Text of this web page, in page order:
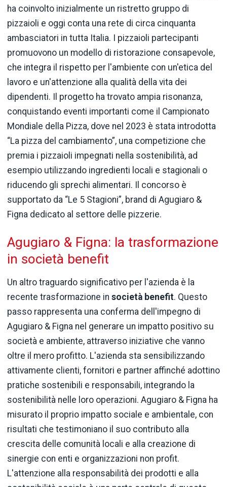
ha coinvolto inizialmente un ristretto gruppo di
pizzaioli e oggi conta una rete di circa cinquanta
ambasciatori in tutta Italia. I pizzaioli partecipanti
promuovono un modello di ristorazione consapevole,
che integra il rispetto per l'ambiente con un'etica del
lavoro e un'attenzione alla qualità della vita dei
dipendenti. Il progetto ha trovato ampia risonanza,
conquistando eventi importanti come il Campionato
Mondiale della Pizza, dove nel 2023 è stata introdotta
“La pizza del cambiamento”, una competizione che
premia i pizzaioli impegnati nella sostenibilità, ad
esempio utilizzando ingredienti locali e stagionali o
riducendo gli sprechi alimentari. Il concorso è
supportato da “Le 5 Stagioni”, brand di Agugiaro &
Figna dedicato al settore delle pizzerie.
Agugiaro & Figna: la trasformazione
in società benefit
Un altro traguardo significativo per l'azienda è la
recente trasformazione in società benefit. Questo
passo rappresenta una conferma dell'impegno di
Agugiaro & Figna nel generare un impatto positivo su
società e ambiente, attraverso iniziative che vanno
oltre il mero profitto. L'azienda sta sensibilizzando
attivamente clienti, fornitori e partner affinché adottino
pratiche sostenibili e responsabili, integrando la
sostenibilità nelle loro operazioni. Agugiaro & Figna ha
misurato il proprio impatto sociale e ambientale, con
risultati che testimoniano il suo contributo alla
crescita delle comunità locali e alla creazione di
sinergie con enti e organizzazioni non profit.
L'attenzione alla responsabilità dei prodotti e alla